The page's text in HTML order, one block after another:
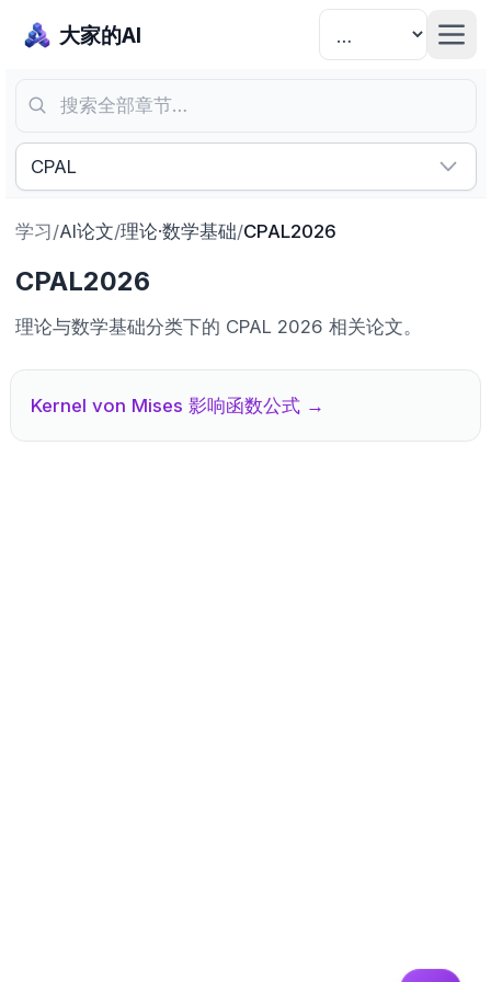
大家的AI
搜索全部章节…
CPAL
学习/AI论文/理论·数学基础/CPAL2026
CPAL2026
理论与数学基础分类下的 CPAL 2026 相关论文。
Kernel von Mises 影响函数公式 →